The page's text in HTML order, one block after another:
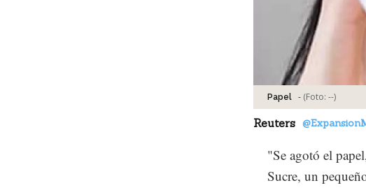
Papel - (Foto: --)
Reuters
"Se agotó el
Sucre, un